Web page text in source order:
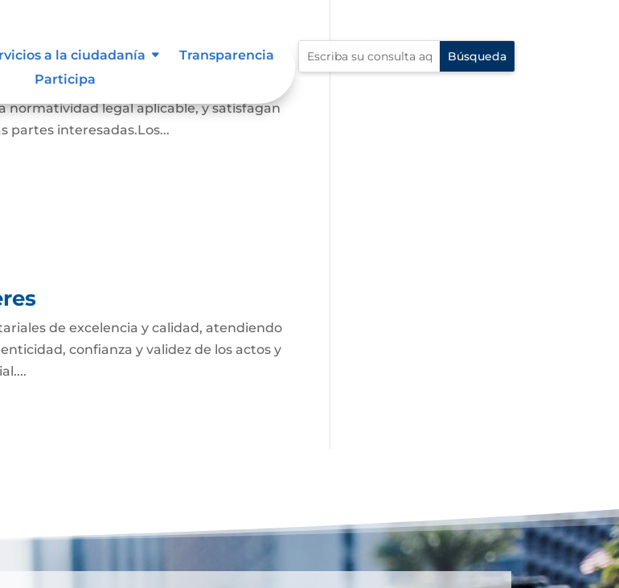
a la ciudadanía
Transparencia
Participa
procesos
para asegurar que los servicios
normatividad legal aplicable, y satisfagan
partes interesadas.Los...
de excelencia y calidad, atendiendo
confianza y validez de los actos y